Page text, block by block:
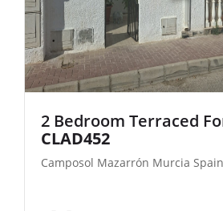
2 Bedroom Semi-
| FB140
Camposol Mazarrón Murcia